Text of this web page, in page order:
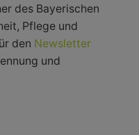
des Bayerischen
Pflege und
den Newsletter
und